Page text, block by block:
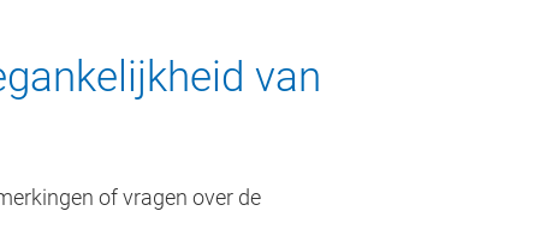
van
of vragen over de